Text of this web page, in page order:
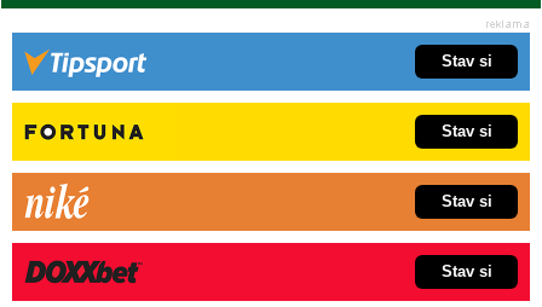
Stav si
Stav si
Stav si
Stav si